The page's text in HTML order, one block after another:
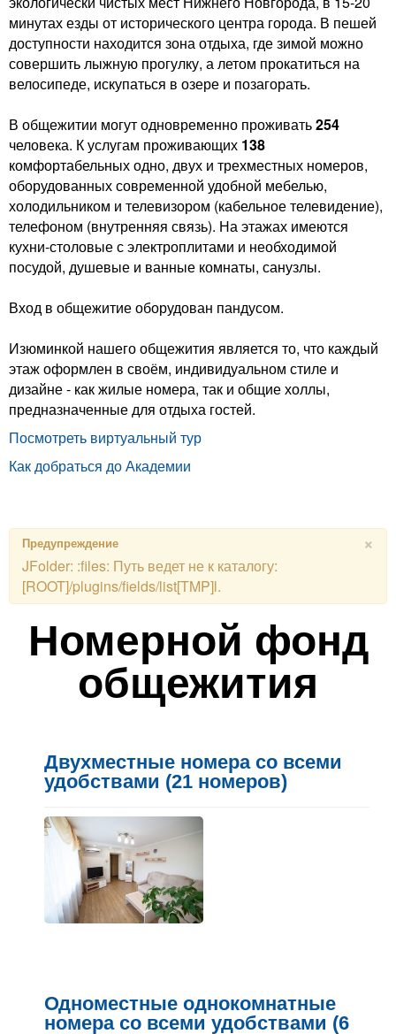
минутах езды от исторического центра города. В пешей
доступности находится зона отдыха, где зимой можно
совершить лыжную прогулку, а летом прокатиться на
велосипеде, искупаться в озере и позагорать.
В общежитии могут одновременно проживать254
человека. К услугам проживающих 138
комфортабельных одно, двух и трехместных номеров,
оборудованных современной удобной мебелью,
холодильником и телевизором (кабельное телевидение),
телефоном (внутренняя связь). На этажах имеются
кухни-столовые с электроплитами и необходимой
посудой, душевые и ванные комнаты, санузлы.
Вход в общежитие оборудован пандусом.
Изюминкой нашего общежития является то, что каждый
этаж оформлен в своём, индивидуальном стиле и
дизайне - как жилые номера, так и общие холлы,
предназначенные для отдыха гостей.
Посмотреть виртуальный тур
Как добраться до Академии
×
Предупреждение
JFolder: :files: Путь ведет не к каталогу:
[ROOT]/plugins/fields/list[TMP]l.
Номерной фонд
общежития
Двухместные номера со всеми
удобствами (21 номеров)
Одноместные однокомнатные
номера со всеми удобствами (6